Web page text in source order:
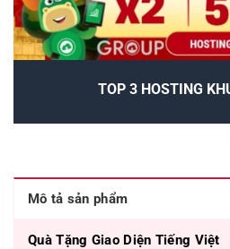
TOP 3 HOSTING
Mô tả sản phẩm
Quà Tặng Giao Diện Tiếng Việt